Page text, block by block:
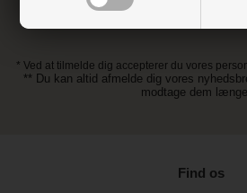
* Ved at tilmelde dig accepterer du vores
** Du kan altid afmelde dig vores
modtage dem
Find os